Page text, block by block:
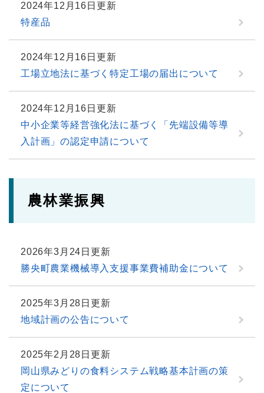
2024年12月16日更新
特産品
2024年12月16日更新
工場立地法に基づく特定工場の届出について
2024年12月16日更新
中小企業等経営強化法に基づく「先端設備等導
入計画」の認定申請について
農林業振興
2026年3月24日更新
勝央町農業機械導入支援事業費補助金について
2025年3月28日更新
地域計画の公告について
2025年2月28日更新
岡山県みどりの食料システム戦略基本計画の策
定について